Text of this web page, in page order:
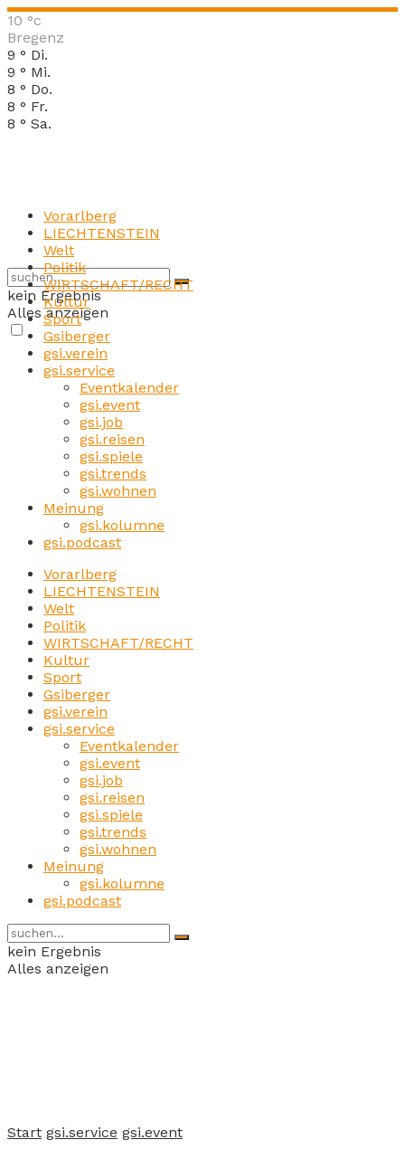
10 °c
Bregenz
9 ° Di.
9 ° Mi.
8 ° Do.
8 ° Fr.
8 ° Sa.
kein Ergebnis
Alles anzeigen
Vorarlberg
LIECHTENSTEIN
Welt
Politik
WIRTSCHAFT/RECHT
Kultur
Sport
Gsiberger
gsi.verein
gsi.service
Eventkalender
gsi.event
gsi.job
gsi.reisen
gsi.spiele
gsi.trends
gsi.wohnen
Meinung
gsi.kolumne
gsi.podcast
Vorarlberg
LIECHTENSTEIN
Welt
Politik
WIRTSCHAFT/RECHT
Kultur
Sport
Gsiberger
gsi.verein
gsi.service
Eventkalender
gsi.event
gsi.job
gsi.reisen
gsi.spiele
gsi.trends
gsi.wohnen
Meinung
gsi.kolumne
gsi.podcast
kein Ergebnis
Alles anzeigen
Start gsi.service gsi.event